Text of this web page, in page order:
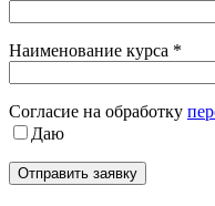
Наименование курса *
Cогласие на обработку
Даю